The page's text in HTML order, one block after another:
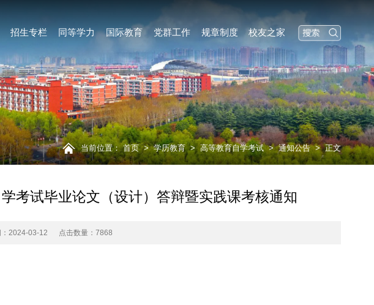
招生专栏 同等学力 国际教育 党群工作 规章制度 校友之家
当前位置： 首页>学历教育>高等教育自学考试 >通知公告>正文
考试毕业论文（设计）答辩暨实践课考核通知
：2024-03-12 点击数量：7868